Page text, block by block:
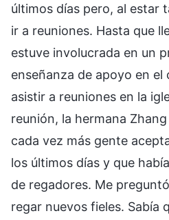
últimos días pero, al estar
ir a reuniones. Hasta que
estuve involucrada en un
enseñanza de apoyo en el
asistir a reuniones en la
reunión, la hermana
cada vez más gente
los últimos días y que
de regadores. Me
regar nuevos fieles. Sabía